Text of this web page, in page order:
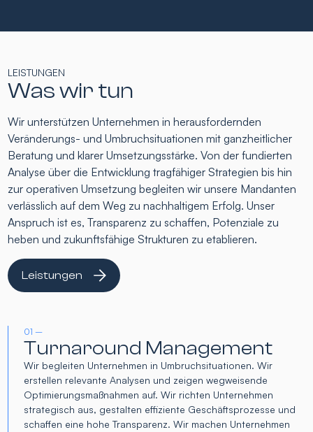
LEISTUNGEN
Was wir tun
Wir unterstützen Unternehmen in herausfordernden
Veränderungs- und Umbruchsituationen mit ganzheitlicher
Beratung und klarer Umsetzungsstärke. Von der fundierten
Analyse über die Entwicklung tragfähiger Strategien bis hin
zur operativen Umsetzung begleiten wir unsere Mandanten
verlässlich auf dem Weg zu nachhaltigem Erfolg. Unser
Anspruch ist es, Transparenz zu schaffen, Potenziale zu
heben und zukunftsfähige Strukturen zu etablieren.
Leistungen
01 –
Turnaround Management
Wir begleiten Unternehmen in Umbruchsituationen. Wir
erstellen relevante Analysen und zeigen wegweisende
Optimierungsmaßnahmen auf. Wir richten Unternehmen
strategisch aus, gestalten effiziente Geschäftsprozesse und
schaffen eine hohe Transparenz. Wir machen Unternehmen